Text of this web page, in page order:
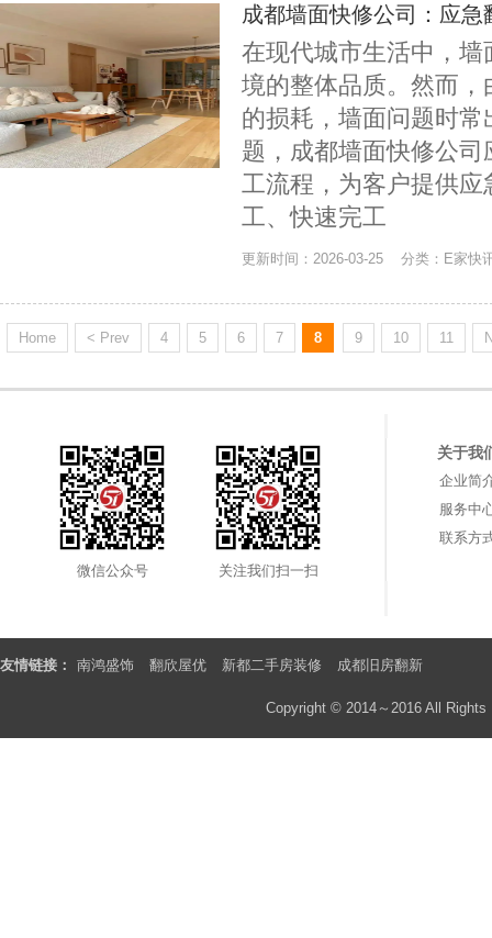
成都墙面快修公司：应
在现代城市生活中，
境的整体品质。然而
的损耗，墙面问题时
题，成都墙面快修公
工流程，为客户提供
工、快速完工
更新时间：2026-03-25 分类：E家
Home < Prev 4 5 6 7 8 9 10 11
微信公众号 关注我们扫一扫
关于我
企业简
服务中
联系方
友情链接： 南鸿盛饰 翻欣屋优 新都二手房装修 成都旧房翻新
Copyright © 2014～2016 All